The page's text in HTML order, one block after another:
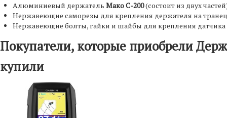
Алюминиевый держатель Мако С-200(состоит из двух
Нержавеющие саморезы для крепления держателя на транец
Нержавеющие болты, гайки и шайбы для крепления датчика
Покупатели, которые приобрели
купили